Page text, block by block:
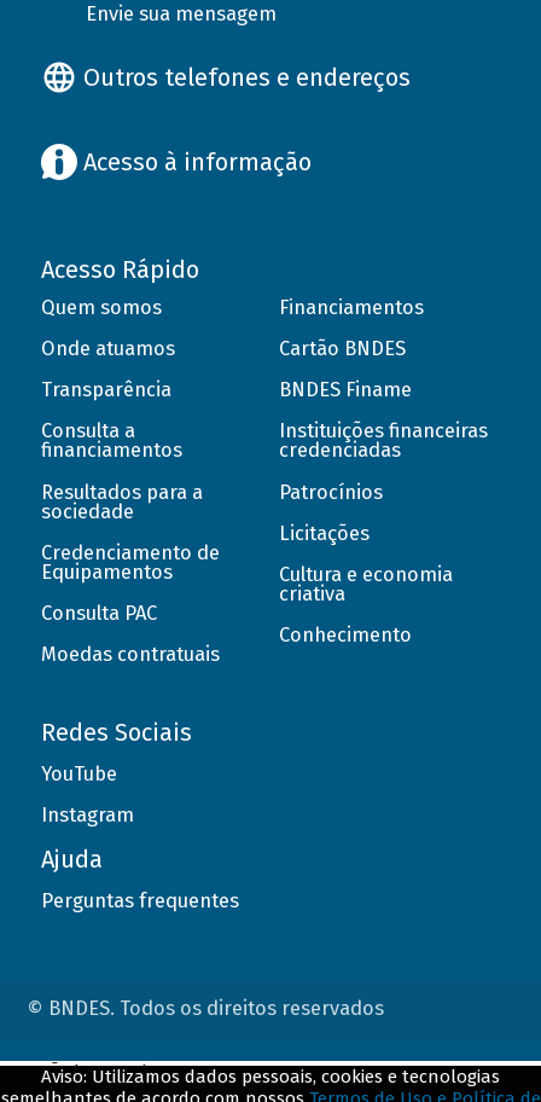
Envie sua mensagem
Outros telefones e endereços
Acesso à informação
Acesso Rápido
Quem somos
Onde atuamos
Transparência
Consulta a
financiamentos
Resultados para a
sociedade
Credenciamento de
Equipamentos
Consulta PAC
Moedas contratuais
Financiamentos
Cartão BNDES
BNDES Finame
Instituições financeiras
credenciadas
Patrocínios
Licitações
Cultura e economia
criativa
Conhecimento
Redes Sociais
YouTube
Instagram
Ajuda
Perguntas frequentes
© BNDES. Todos os direitos reservados
Aviso: Utilizamos dados pessoais, cookies e tecnologias
ConteÃºdo complementar